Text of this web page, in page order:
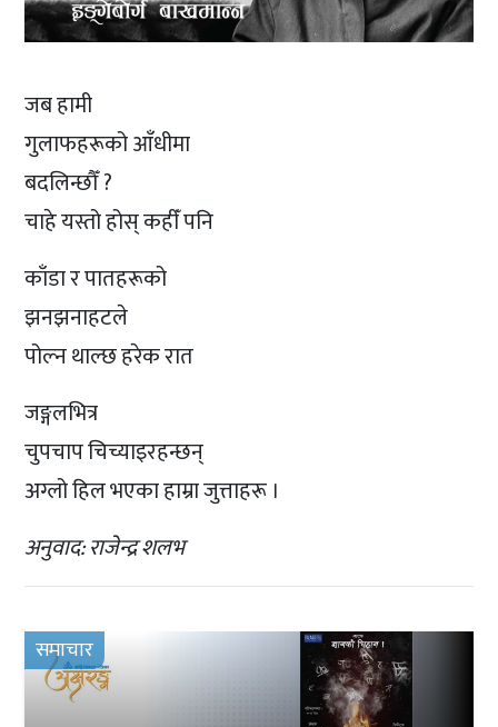
जब हामी
गुलाफहरूको आँधीमा
बदलिन्छौँ ?
चाहे यस्तो होस् कहीँ पनि
काँडा र पातहरूको
झनझनाहटले
पोल्न थाल्छ हरेक रात
जङ्गलभित्र
चुपचाप चिच्याइरहन्छन्
अग्लो हिल भएका हाम्रा जुत्ताहरू ।
अनुवाद: राजेन्द्र शलभ
समाचार